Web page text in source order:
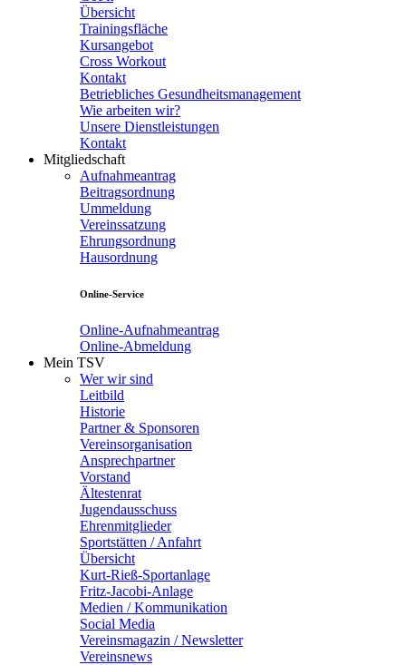
Übersicht
Trainingsfläche
Kursangebot
Cross Workout
Kontakt
Betriebliches Gesundheitsmanagement
Wie arbeiten wir?
Unsere Dienstleistungen
Kontakt
Mitgliedschaft
Aufnahmeantrag
Beitragsordnung
Ummeldung
Vereinssatzung
Ehrungsordnung
Hausordnung
Online-Service
Online-Aufnahmeantrag
Online-Abmeldung
Mein TSV
Wer wir sind
Leitbild
Historie
Partner & Sponsoren
Vereinsorganisation
Ansprechpartner
Vorstand
Ältestenrat
Jugendausschuss
Ehrenmitglieder
Sportstätten / Anfahrt
Übersicht
Kurt-Rieß-Sportanlage
Fritz-Jacobi-Anlage
Medien / Kommunikation
Social Media
Vereinsmagazin / Newsletter
Vereinsnews